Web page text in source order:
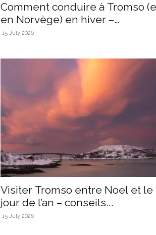
Comment conduire à Tromso
en Norvège) en hiver –
conseils...
15 July 2026
Visiter Tromso entre Noel et le
jour de l’an – conseils...
15 July 2026